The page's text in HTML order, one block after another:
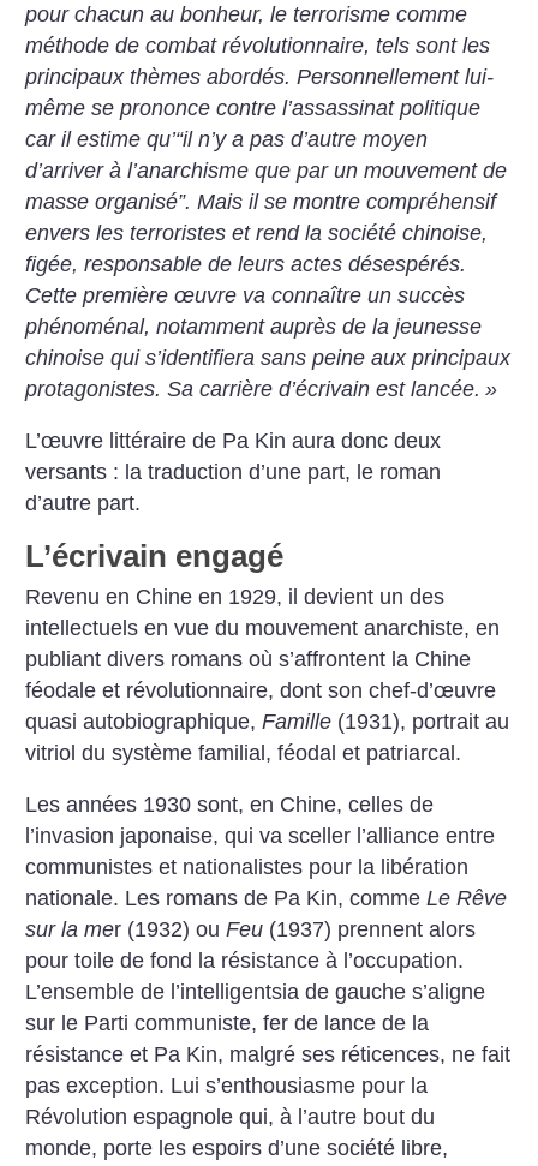
pour chacun au bonheur, le terrorisme comme
méthode de combat révolutionnaire, tels sont les
principaux thèmes abordés. Personnellement lui-
même se prononce contre l’assassinat politique
car il estime qu’“il n’y a pas d’autre moyen
d’arriver à l’anarchisme que par un mouvement de
masse organisé”. Mais il se montre compréhensif
envers les terroristes et rend la société chinoise,
figée, responsable de leurs actes désespérés.
Cette première œuvre va connaître un succès
phénoménal, notamment auprès de la jeunesse
chinoise qui s’identifiera sans peine aux principaux
protagonistes. Sa carrière d’écrivain est lancée. »
L’œuvre littéraire de Pa Kin aura donc deux
versants : la traduction d’une part, le roman
d’autre part.
L’écrivain engagé
Revenu en Chine en 1929, il devient un des
intellectuels en vue du mouvement anarchiste, en
publiant divers romans où s’affrontent la Chine
féodale et révolutionnaire, dont son chef-d’œuvre
quasi autobiographique,Famille (1931), portrait au
vitriol du système familial, féodal et patriarcal.
Les années 1930 sont, en Chine, celles de
l’invasion japonaise, qui va sceller l’alliance entre
communistes et nationalistes pour la libération
nationale. Les romans de Pa Kin, commeLe Rêve
sur la mer (1932) ouFeu (1937) prennent alors
pour toile de fond la résistance à l’occupation.
L’ensemble de l’intelligentsia de gauche s’aligne
sur le Parti communiste, fer de lance de la
résistance et Pa Kin, malgré ses réticences, ne fait
pas exception. Lui s’enthousiasme pour la
Révolution espagnole qui, à l’autre bout du
monde, porte les espoirs d’une société libre,